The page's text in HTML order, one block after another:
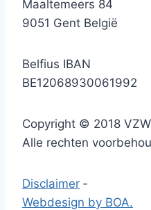
Maaltemeers 84
9051 Gent België
Belfius IBAN
BE12068930061992
Copyright © 2018
Alle rechten
Disclaimer ‐
Webdesign by BOA.